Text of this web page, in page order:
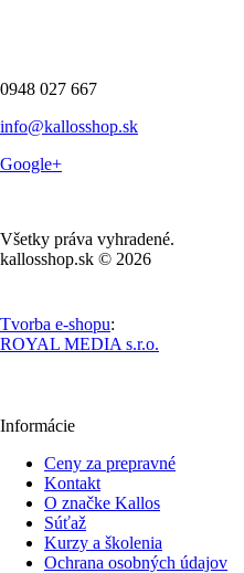
0948 027 667
info@kallosshop.sk
Google+
Všetky práva vyhradené.
kallosshop.sk © 2026
Tvorba e-shopu:
ROYAL MEDIA s.r.o.
Informácie
Ceny za prepravné
Kontakt
O značke Kallos
Súťaž
Kurzy a školenia
Ochrana osobných údajov